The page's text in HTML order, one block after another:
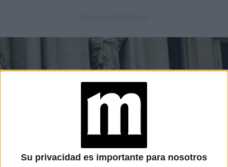
Su privacidad es importante para nosotros